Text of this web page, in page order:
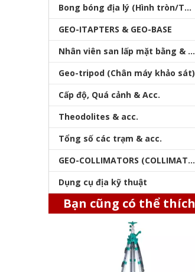
Bong bóng địa lý (Hình tròn/Tấm/Thanh)
GEO-ITAPTERS & GEO-BASE
Nhân viên san lấp mặt bằng & Bipod
Geo-tripod (Chân máy khảo sát)
Cấp độ, Quá cảnh & Acc.
Theodolites & acc.
Tổng số các trạm & acc.
GEO-COLLIMATORS (COLLIMATORS khảo sát)
Dụng cụ địa kỹ thuật
Bạn cũng có thể thích